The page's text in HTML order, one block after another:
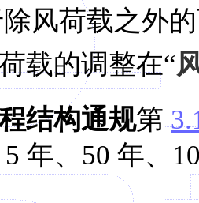
风荷载之外
载的调整在“
结构通规第
年、50 年、